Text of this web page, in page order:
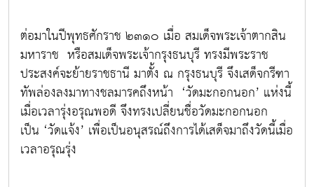
ต่อมาในปีพุทธศักราช ๒๓๑๐ เมื่อ สมเด็จพระเจ้าตากสิน
มหาราช หรือสมเด็จพระเจ้ากรุงธนบุรี ทรงมีพระราช
ประสงค์จะย้ายราชธานี มาตั้ง ณ กรุงธนบุรี จึงเสด็จกรีฑา
ทัพล่องลงมาทางชลมารคถึงหน้า ‘วัดมะกอกนอก’ แห่งนี้
เมื่อเวลารุ่งอรุณพอดี จึงทรงเปลี่ยนชื่อวัดมะกอกนอก
เป็น ‘วัดแจ้ง’ เพื่อเป็นอนุสรณ์ถึงการได้เสด็จมาถึงวัดนี้เมื่อ
เวลาอรุณรุ่ง